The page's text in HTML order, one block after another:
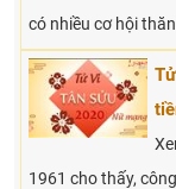
có nhiều cơ hội
1961 cho thấy,